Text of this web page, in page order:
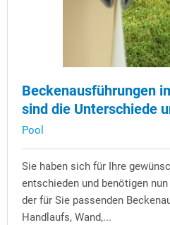
Beckenausführungen
sind die Unterschiede
Pool
Sie haben sich für Ihre
entschieden und benötigen
der für Sie passenden
Handlaufs, Wand,...